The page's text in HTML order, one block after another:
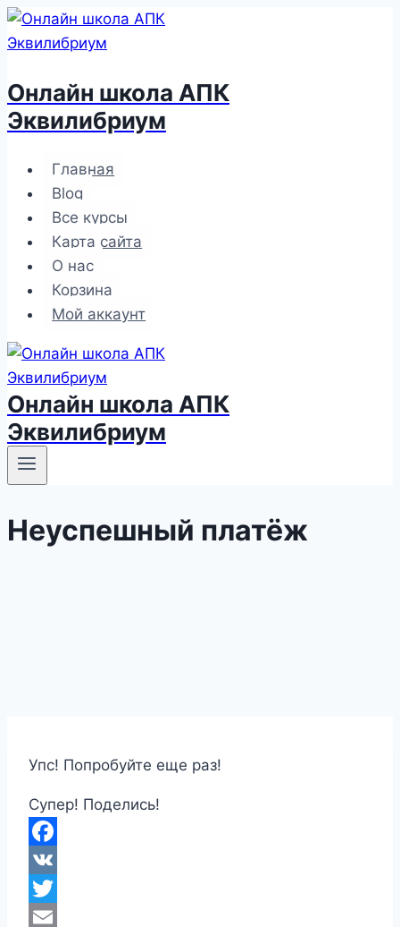
Перейти
к
Онлайн школа АПК
Эквилибриум
Главная
Blog
Все курсы
Карта сайта
О нас
Корзина
Мой аккаунт
Онлайн школа АПК
Эквилибриум
Неуспешный платёж
Упс! Попробуйте еще раз!
Супер! Поделись!
Facebook
VK
Twitter